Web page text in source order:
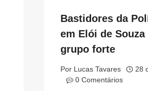
Bastidores da
em Elói de
grupo forte
Por Lucas Tavares
28
0 Comentários